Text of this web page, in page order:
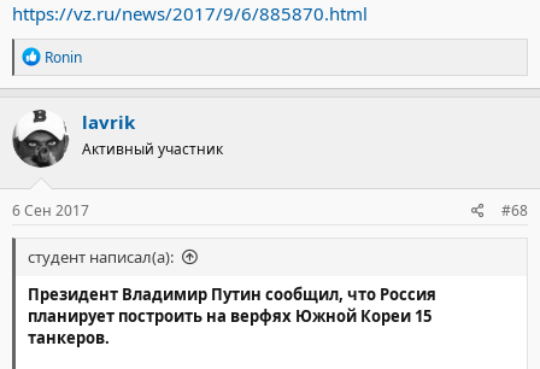
https://vz.ru/news/2017/9/6/885870.html
Р
е
а
к
ц
и
и
:
Ronin
lavrik
Активный участник
6 Сен 2017 #68
студент написал(а):
Президент Владимир Путин сообщил, что Россия
планирует построить на верфях Южной Кореи 15
танкеров.